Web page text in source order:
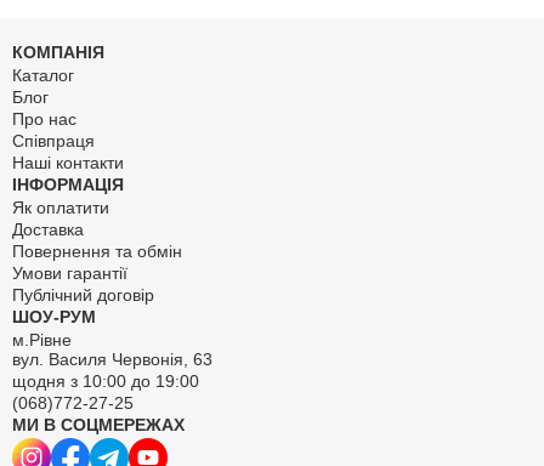
КОМПАНІЯ
Каталог
Блог
Про нас
Співпраця
Наші контакти
ІНФОРМАЦІЯ
Як оплатити
Доставка
Повернення та обмін
Умови гарантії
Публічний договір
ШОУ-РУМ
м.Рівне
вул. Василя Червонія, 63
щодня з 10:00 до 19:00
(068)772-27-25
МИ В СОЦМЕРЕЖАХ